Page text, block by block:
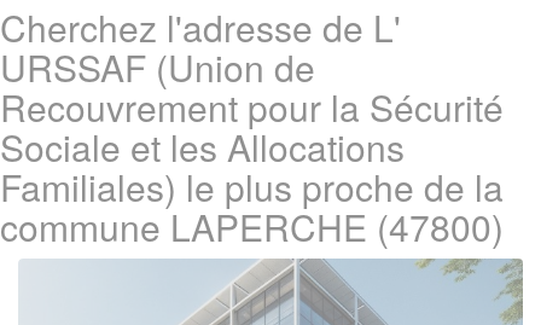
Cherchez l'adresse de L'
URSSAF (Union de
Recouvrement pour la Sécurité
Sociale et les Allocations
Familiales) le plus proche de la
commune LAPERCHE (47800)